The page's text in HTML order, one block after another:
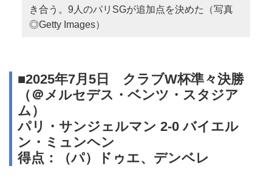
き合う。9人のパリSGが追加点を決めた（写真
◎Getty Images）
■2025年7月5日 クラブW杯準々決勝
（＠メルセデス・ベンツ・スタジア
ム）
パリ・サンジェルマン 2-0 バイエル
ン・ミュンヘン
得点：（パ）ドゥエ、デンベレ